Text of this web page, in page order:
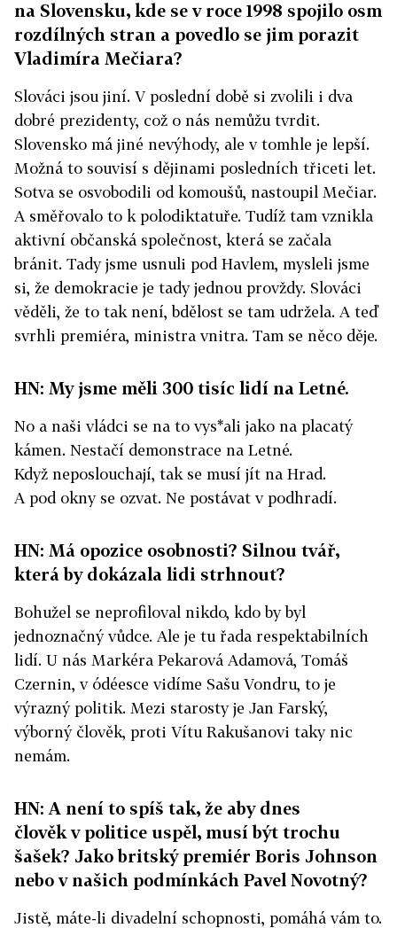
na Slovensku, kde se v roce 1998 spojilo osm
rozdílných stran a povedlo se jim porazit
Vladimíra Mečiara?
Slováci jsou jiní. V poslední době si zvolili i dva
dobré prezidenty, což o nás nemůžu tvrdit.
Slovensko má jiné nevýhody, ale v tomhle je lepší.
Možná to souvisí s dějinami posledních třiceti let.
Sotva se osvobodili od komoušů, nastoupil Mečiar.
A směřovalo to k polodiktatuře. Tudíž tam vznikla
aktivní občanská společnost, která se začala
bránit. Tady jsme usnuli pod Havlem, mysleli jsme
si, že demokracie je tady jednou provždy. Slováci
věděli, že to tak není, bdělost se tam udržela. A teď
svrhli premiéra, ministra vnitra. Tam se něco děje.
HN: My jsme měli 300 tisíc lidí na Letné.
No a naši vládci se na to vys*ali jako na placatý
kámen. Nestačí demonstrace na Letné.
Když neposlouchají, tak se musí jít na Hrad.
A pod okny se ozvat. Ne postávat v podhradí.
HN: Má opozice osobnosti? Silnou tvář,
která by dokázala lidi strhnout?
Bohužel se neprofiloval nikdo, kdo by byl
jednoznačný vůdce. Ale je tu řada respektabilních
lidí. U nás Markéra Pekarová Adamová, Tomáš
Czernin, v ódéesce vidíme Sašu Vondru, to je
výrazný politik. Mezi starosty je Jan Farský,
výborný člověk, proti Vítu Rakušanovi taky nic
nemám.
HN: A není to spíš tak, že aby dnes
člověk v poli­tice uspěl, musí být trochu
šašek? Jako britský premiér Boris Johnson
nebo v našich podmínkách Pavel Novotný?
Jistě, máte-li divadelní schopnosti, pomáhá vám to.